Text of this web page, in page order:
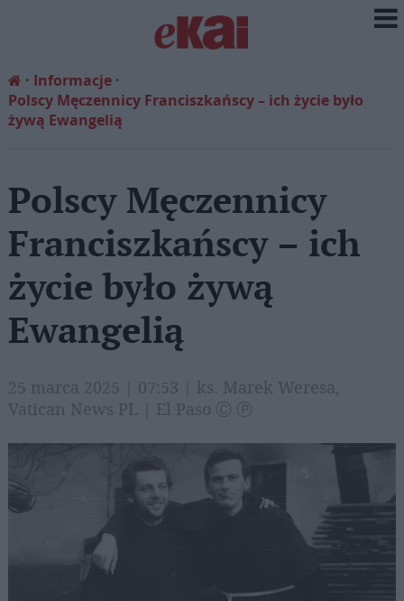
Informacje
Polscy Męczennicy Franciszkańscy – ich życie było
żywą Ewangelią
Polscy Męczennicy
Franciszkańscy – ich
życie było żywą
Ewangelią
25 marca 2025 | 07:53 | ks. Marek Weresa,
Vatican News PL | El Paso Ⓒ Ⓟ